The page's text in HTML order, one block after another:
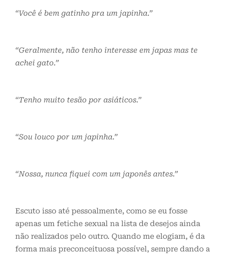
“Você é bem gatinho pra um japinha.”
“Geralmente, não tenho interesse em japas mas te
achei gato.”
“Tenho muito tesão por asiáticos.”
“Sou louco por um japinha.”
“Nossa, nunca fiquei com um japonês antes.”
Escuto isso até pessoalmente, como se eu fosse
apenas um fetiche sexual na lista de desejos ainda
não realizados pelo outro. Quando me elogiam, é da
forma mais preconceituosa possível, sempre dando a